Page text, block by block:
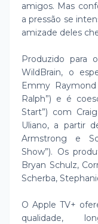
amigos. Mas
a pressão se
amizade deles
Produzido para
WildBrain, o
Emmy Raymond
Ralph”) e é
Start”) com
Uliano, a partir
Armstrong e
Show”). Os
Bryan Schulz,
Scherba,
O Apple TV+
qualidade,